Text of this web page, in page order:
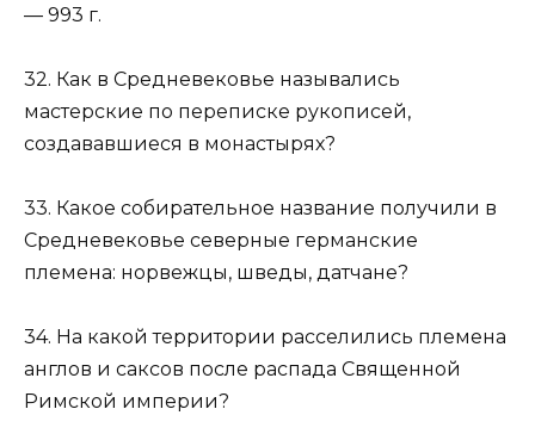
— 993 г.
32. Как в Средневековье назывались
мастерские по переписке рукописей,
создававшиеся в монастырях?
33. Какое собирательное название получили в
Средневековье северные германские
племена: норвежцы, шведы, датчане?
34. На какой территории расселились племена
англов и саксов после распада Священной
Римской империи?